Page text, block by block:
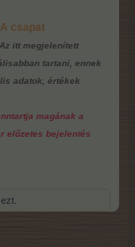
csapat
itt megjelenített
tartani, ennek
adatok, értékek
magának a
előzetes bejelentés